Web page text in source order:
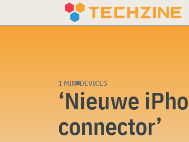
1 MIN DEVICES
‘Nieuwe
connector’